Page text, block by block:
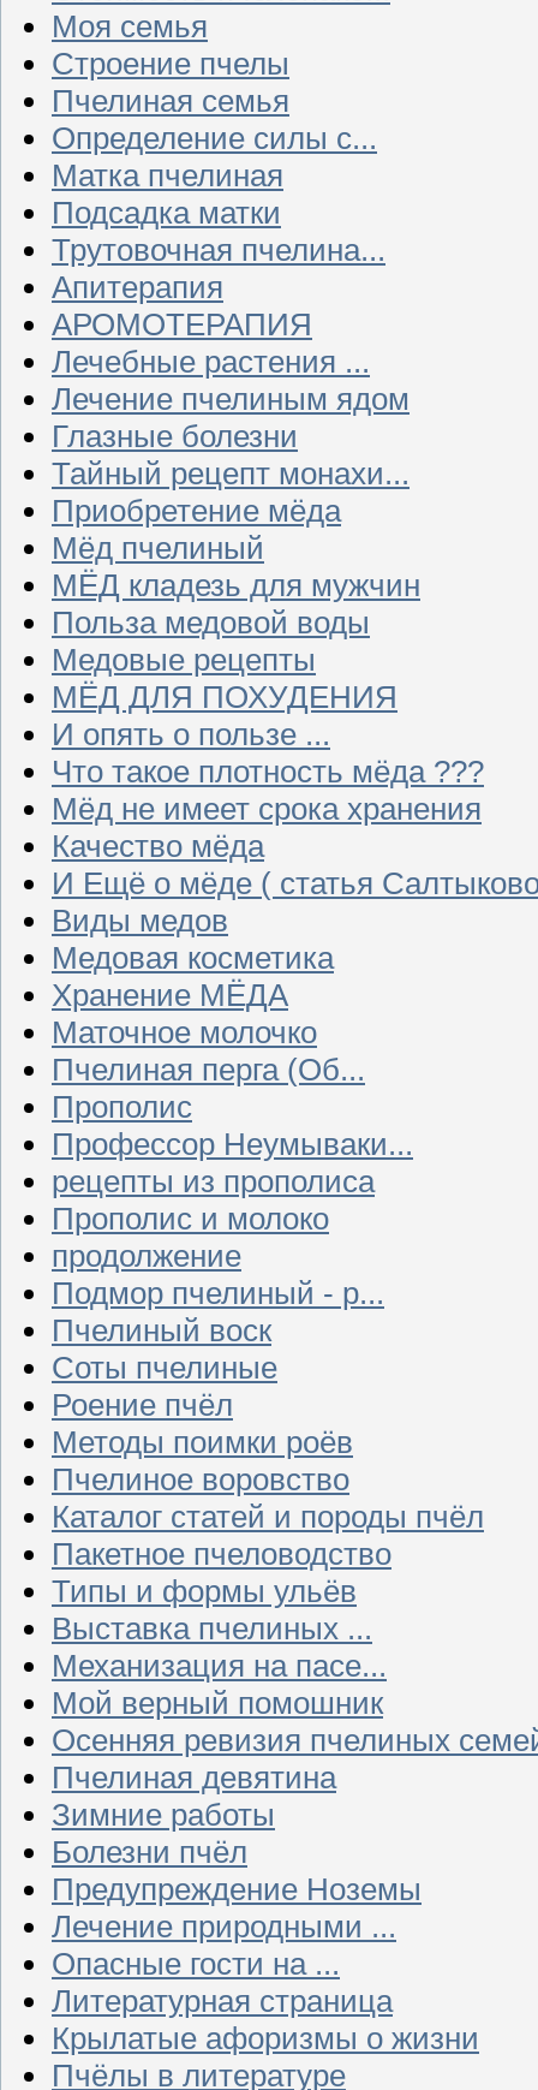
Моя семья
Строение пчелы
Пчелиная семья
Определение силы с...
Матка пчелиная
Подсадка матки
Трутовочная пчелина...
Апитерапия
АРОМОТЕРАПИЯ
Лечебные растения ...
Лечение пчелиным ядом
Глазные болезни
Тайный рецепт монахи...
Приобретение мёда
Мёд пчелиный
МЁД кладезь для мужчин
Польза медовой воды
Медовые рецепты
МЁД ДЛЯ ПОХУДЕНИЯ
И опять о пользе ...
Что такое плотность мёда ???
Мёд не имеет срока хранения
Качество мёда
И Ещё о мёде ( статья
Виды медов
Медовая косметика
Хранение МЁДА
Маточное молочко
Пчелиная перга (Об...
Прополис
Профессор Неумываки...
рецепты из прополиса
Прополис и молоко
продолжение
Подмор пчелиный - р...
Пчелиный воск
Соты пчелиные
Роение пчёл
Методы поимки роёв
Пчелиное воровство
Каталог статей и породы пчёл
Пакетное пчеловодство
Типы и формы ульёв
Выставка пчелиных ...
Механизация на пасе...
Мой верный помошник
Осенняя ревизия пчелиных
Пчелиная девятина
Зимние работы
Болезни пчёл
Предупреждение Ноземы
Лечение природными ...
Опасные гости на ...
Литературная страница
Крылатые афоризмы о жизни
Пчёлы в литературе